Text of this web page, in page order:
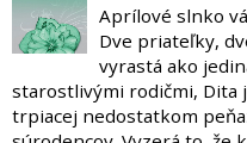
Aprílové slnko
Dve priateľky,
vyrastá ako
starostlivými rodičmi,
trpiacej nedostatkom